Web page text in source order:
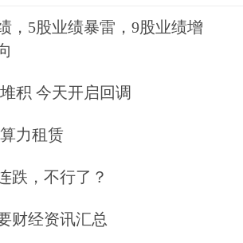
沪深300股指期权来了！
市场上首个指数期权产
股指期权于12月23日正式
，5股业绩暴雷，9股业绩增
积 今天开启回调
力租赁
跌，不行了？
财经资讯汇总